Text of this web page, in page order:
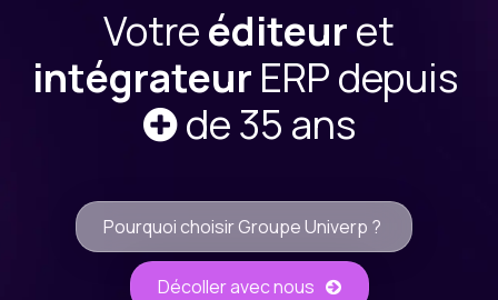
Votreéditeuret
intégrateur ERP depuis
de 35 ans
Pourquoi choisir Groupe Univerp ?
Décoller avec nous